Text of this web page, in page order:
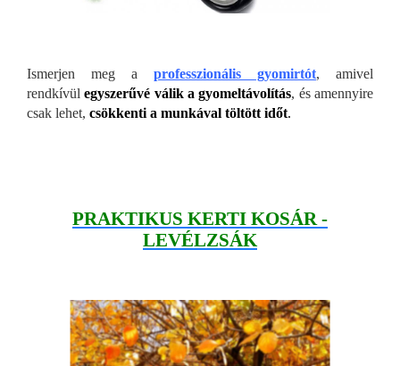
Ismerjen meg a professzionális gyomirtót, amivel
rendkívülegyszerűvé válik a gyomeltávolítás, és amennyire
csak lehet, csökkenti a munkával töltött időt.
PRAKTIKUS KERTI KOSÁR -
LEVÉLZSÁK